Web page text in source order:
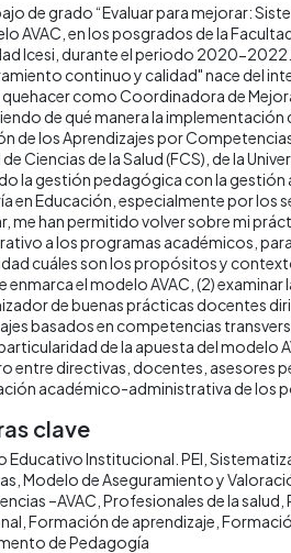
de grado “Evaluar para mejorar:
AVAC, en los posgrados de la
Icesi, durante el periodo 2020-
continuo y calidad" nace del
como Coordinadora de
de qué manera la implementación
de los Aprendizajes por
Ciencias de la Salud (FCS), de la
la gestión pedagógica con la
en Educación, especialmente por los
me han permitido volver sobre mi
a los programas académicos,
cuáles son los propósitos y
enmarca el modelo AVAC, (2)
de buenas prácticas docentes
basados en competencias
de la apuesta del modelo
entre directivas, docentes, asesores
académico-administrativa de los
clave
Educativo Institucional. PEI
Modelo de Aseguramiento y
–AVAC Profesionales de la salud
Formación de aprendizaje
de Pedagogía